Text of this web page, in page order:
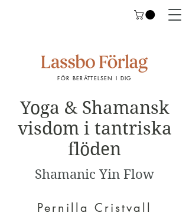
FÖR BERÄTTELSEN I DIG
Yoga & Shamansk
visdom i tantriska
flöden
Shamanic Yin Flow
Pernilla Cristvall